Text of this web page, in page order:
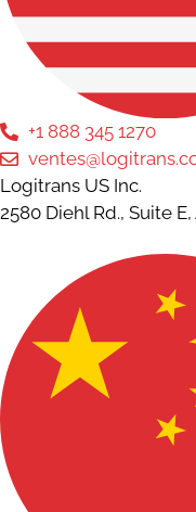
+1 888 345 1270
Logitrans US Inc.
2580 Diehl Rd., Suite